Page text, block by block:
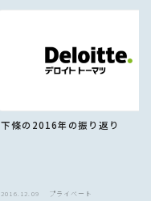
下條の2016年の振り返り
2016.12.09 プライベート